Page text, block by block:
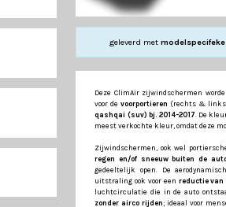
geleverd met
Deze ClimAir
voor de